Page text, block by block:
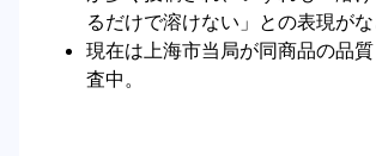
るだけで溶けない」との表現がな
現在は上海市当局が同商品の品
査中。